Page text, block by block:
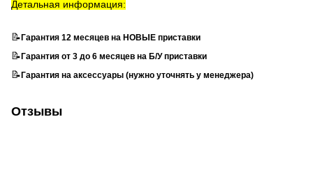
Детальная информация:
📝Гарантия 12 месяцев на НОВЫЕ приставки
📝Гарантия от 3 до 6 месяцев на Б/У приставки
📝Гарантия на аксессуары (нужно уточнять у менеджера)
Отзывы